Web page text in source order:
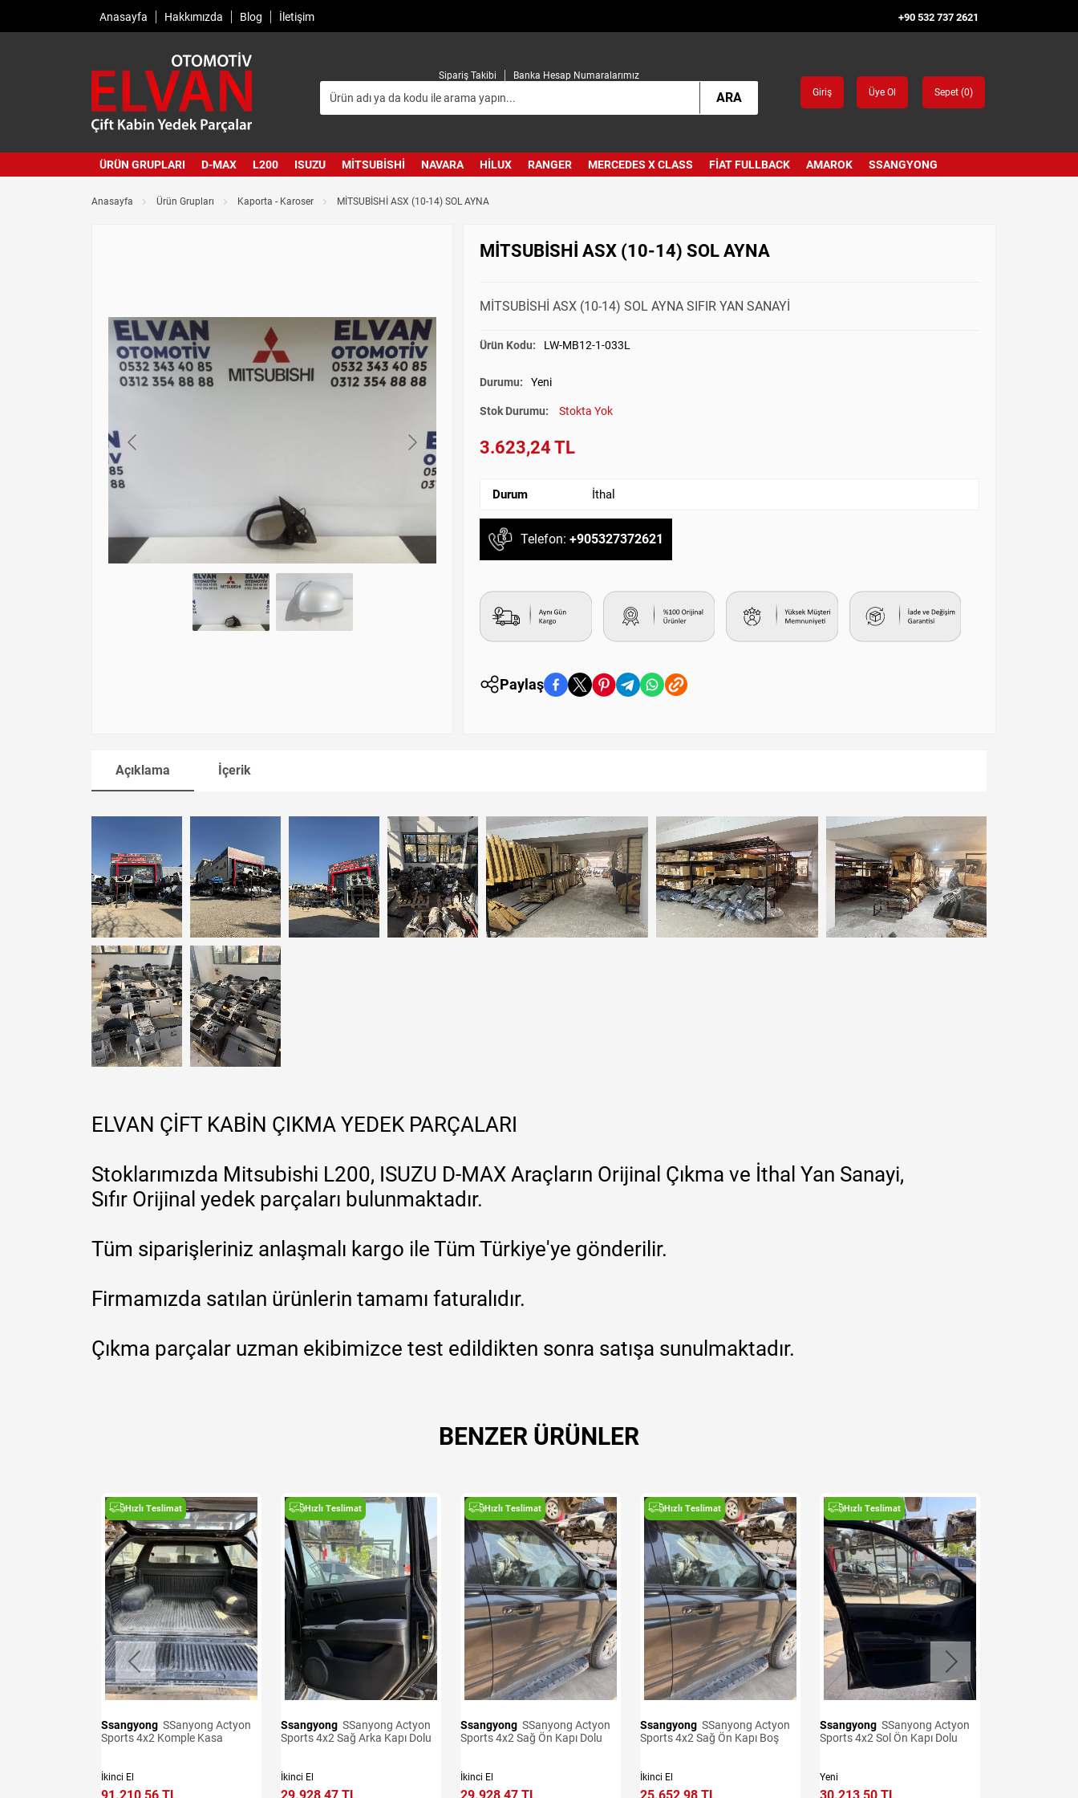
Anasayfa Hakkımızda Blog İletişim +90 532 737 2621
Sipariş Takibi Banka Hesap Numaralarımız
ARA Giriş Üye Ol Sepet (0)
ÜRÜN GRUPLARI D-MAX L200 ISUZU MITSUBISHI NAVARA HILUX RANGER MERCEDES X CLASS FIAT FULLBACK AMAROK SSANGYONG
Anasayfa Ürün Grupları Kaporta - Karoser MİTSUBİSHİ ASX (10-14) SOL AYNA
MİTSUBİSHİ ASX (10-14) SOL AYNA
MİTSUBİSHİ ASX (10-14) SOL AYNA SIFIR YAN SANAYİ
Ürün Kodu: LW-MB12-1-033L
Durumu: Yeni
Stok Durumu: Stokta Yok
3.623,24 TL
Durum İthal
Telefon: +905327372621
Paylaş
Açıklama İçerik
ELVAN ÇİFT KABİN ÇIKMA YEDEK PARÇALARI
Stoklarımızda Mitsubishi L200, ISUZU D-MAX Araçların Orijinal Çıkma ve İthal Yan Sanayi,
Sıfır Orijinal yedek parçaları bulunmaktadır.
Tüm siparişleriniz anlaşmalı kargo ile Tüm Türkiye'ye gönderilir.
Firmamızda satılan ürünlerin tamamı faturalıdır.
Çıkma parçalar uzman ekibimizce test edildikten sonra satışa sunulmaktadır.
BENZER ÜRÜNLER
Hızlı Teslimat
Ssangyong
Sports 4x2 Komple Kasa
İkinci El
Hızlı Teslimat
Ssangyong
Sports 4x2 Sağ Arka Kapı Dolu
İkinci El
Hızlı Teslimat
Ssangyong
Sports 4x2 Sağ Ön Kapı Dolu
İkinci El
Hızlı Teslimat
Ssangyong
Sports 4x2 Sağ Ön Kapı Boş
İkinci El
Hızlı Teslimat
Ssangyong
Sports 4x2 Sol Ön Kapı Dolu
Yeni